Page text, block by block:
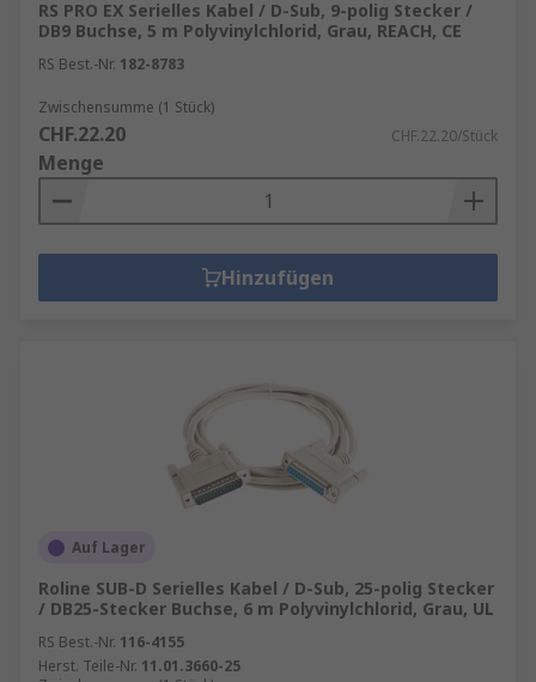
Schnittstellenspezifikationen
(Recommended Standard 232).
Konfektionierte Parallel-Kabel
zwei PCs über parallele Anschlüsse.
Konfektionierte Parallel-Kabel ermöglichen
die gleichzeitige Übertragung mehrerer
Datenblöcke von einem Gerät auf ein
Gesamtübertragungsgeschwindigkeit
erhöht wird.
herzustellen und Datenübertragungen
zwischen kleinen Computern und
Peripheriegeräten wie Druckern, optischen
Laufwerken und Festplatten zu
ermöglichen.
Kabelsets für die PC-Stromversorgung:
ist essenziell für jeden, der den Computer
individuell zusammenstellt oder auf
maximale Leistung und Ordnung im
Gehäuse setzt. Diese Sets bieten nicht nur
RS PRO EX Serielles Kabel / D-Sub, 9-polig Stecker /
DB9 Buchse, 5 m Polyvinylchlorid, Grau, REACH, CE
RS Best.-Nr. 182-8783
Zwischensumme (1 Stück)
CHF.22.20 CHF.22.20/Stück
Menge
Hinzufügen
Auf Lager
Roline SUB-D Serielles Kabel / D-Sub, 25-polig Stecker
/ DB25-Stecker Buchse, 6 m Polyvinylchlorid, Grau, UL
RS Best.-Nr. 116-4155
Herst. Teile-Nr. 11.01.3660-25